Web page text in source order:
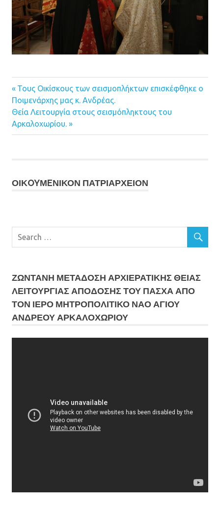
Πλοήγηση
άρθρων
Previous
Post:
Τους Οικίσκους των σεισμοπλήκτων επισκέφθηκε ο
Ποιμενάρχης μας κ. Ανδρέας.
Next
Post:
Θεία Λειτουργία στους σεισμόπληκτους του
Αρκαλοχωρίου.
ΟΙΚOYΜEΝΙΚΟΝ ΠΑΤΡΙΑΡΧΕΙΟΝ
ΖΩΝΤΑΝΗ ΜΕΤΆΔΟΣΗ ΑΡΧΙΕΡΑΤΙΚΗΣ ΘΕΙΑΣ
ΛΕΙΤΟΥΡΓΙΑΣ ΑΠΟΔΟΣΗΣ ΤΟΥ ΠΑΣΧΑ ΑΠΟ
ΤΟΝ ΙΕΡΟ ΜΗΤΡΟΠΟΛΙΤΙΚΟ ΝΑΟ ΑΓΙΟΥ
ΑΝΔΡΕΟΥ ΑΡΚΑΛΟΧΩΡΙΟΥ